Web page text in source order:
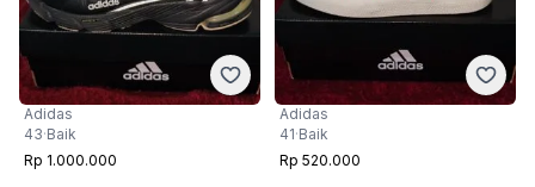
Adidas
43·Baik
Rp 1.000.000
Adidas
41·Baik
Rp 520.000